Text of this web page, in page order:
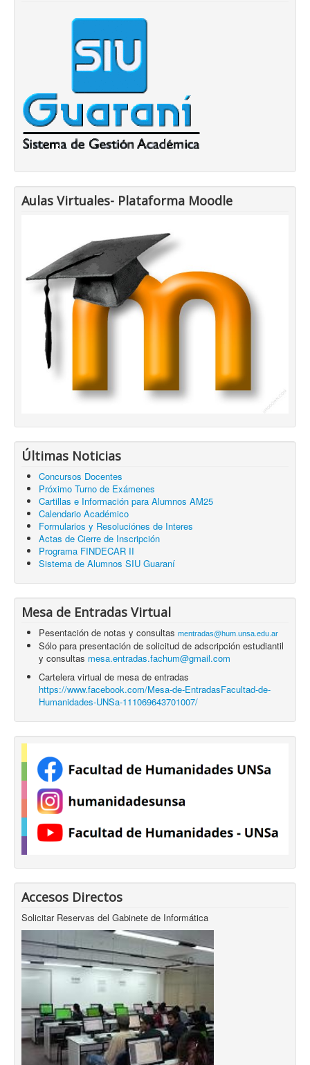
Aulas Virtuales- Plataforma Moodle
Últimas Noticias
Concursos Docentes
Próximo Turno de Exámenes
Cartillas e Información para Alumnos AM25
Calendario Académico
Formularios y Resoluciónes de Interes
Actas de Cierre de Inscripción
Programa FINDECAR II
Sistema de Alumnos SIU Guaraní
Mesa de Entradas Virtual
Pesentación de notas y consultas mentradas@hum.unsa.edu.ar
Sólo para presentación de solicitud de adscripción estudiantil
y consultas mesa.entradas.fachum@gmail.com
Cartelera virtual de mesa de entradas
https://www.facebook.com/Mesa-de-EntradasFacultad-de-
Humanidades-UNSa-111069643701007/
Accesos Directos
Solicitar Reservas del Gabinete de Informática